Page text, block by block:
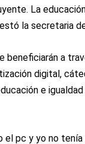
La
la secretaria
beneficiarán a
digital,
e
el pc y yo no